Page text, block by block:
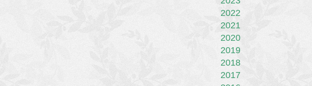
2022
2021
2020
2019
2018
2017